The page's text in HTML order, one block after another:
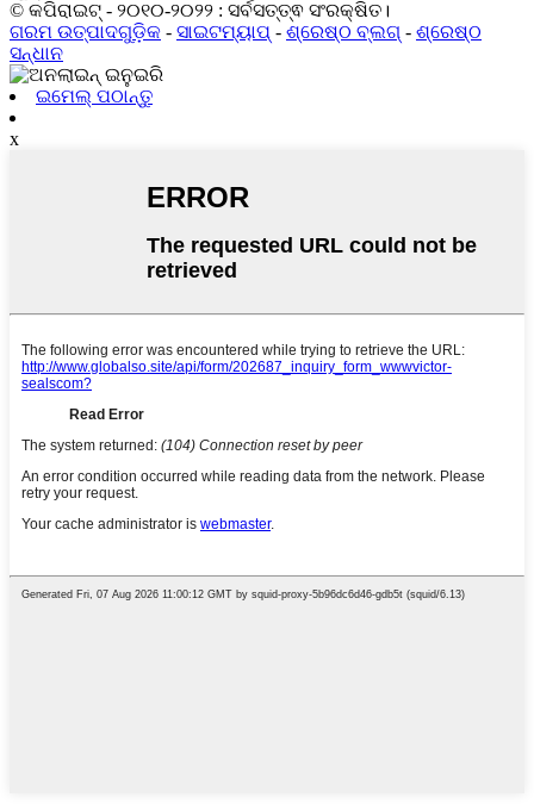
© କପିରାଇଟ୍ - ୨୦୧୦-୨୦୨୨ : ସର୍ବସତ୍ତ୍ଵ ସଂରକ୍ଷିତ।
ଗରମ ଉତ୍ପାଦଗୁଡ଼ିକ - ସାଇଟମ୍ୟାପ୍ - ଶ୍ରେଷ୍ଠ ବ୍ଲଗ୍ - ଶ୍ରେଷ୍ଠ
ସନ୍ଧାନ
ଇମେଲ୍ ପଠାନ୍ତୁ
x